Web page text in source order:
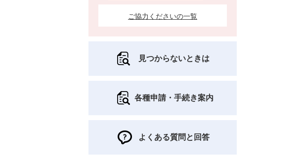
ご協力くださいの一覧
見つからないときは
各種申請・手続き案内
よくある質問と回答